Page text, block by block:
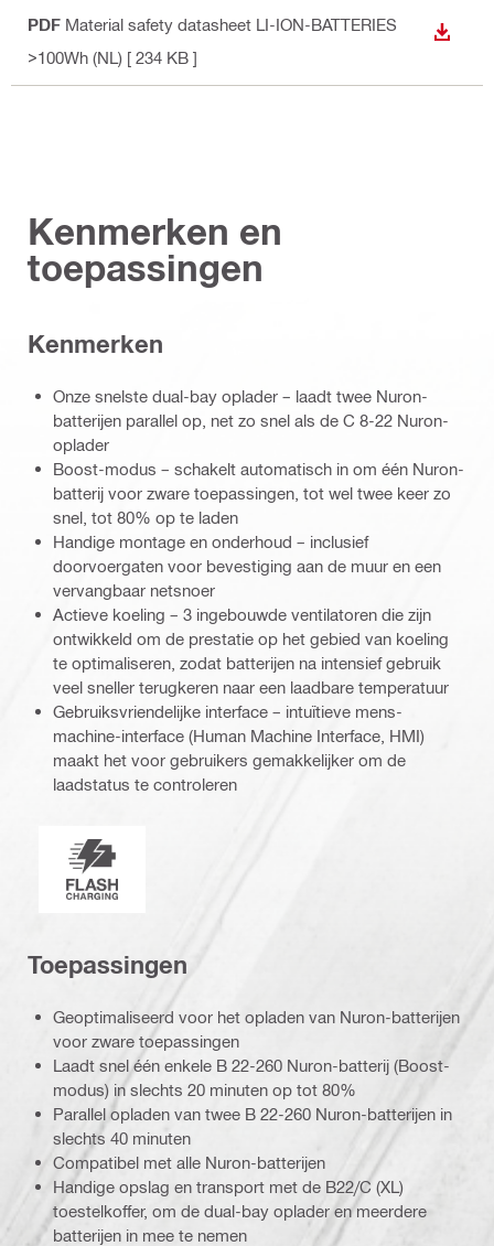
PDF Material safety datasheet LI-ION-BATTERIES
>100Wh (NL) [ 234 KB ]
Kenmerken en
toepassingen
Kenmerken
Onze snelste dual-bay oplader – laadt twee Nuron-
batterijen parallel op, net zo snel als de C 8-22 Nuron-
oplader
Boost-modus – schakelt automatisch in om één Nuron-
batterij voor zware toepassingen, tot wel twee keer zo
snel, tot 80% op te laden
Handige montage en onderhoud – inclusief
doorvoergaten voor bevestiging aan de muur en een
vervangbaar netsnoer
Actieve koeling – 3 ingebouwde ventilatoren die zijn
ontwikkeld om de prestatie op het gebied van koeling
te optimaliseren, zodat batterijen na intensief gebruik
veel sneller terugkeren naar een laadbare temperatuur
Gebruiksvriendelijke interface – intuïtieve mens-
machine-interface (Human Machine Interface, HMI)
maakt het voor gebruikers gemakkelijker om de
laadstatus te controleren
Nuron-snellading
Toepassingen
Geoptimaliseerd voor het opladen van Nuron-batterijen
voor zware toepassingen
Laadt snel één enkele B 22-260 Nuron-batterij (Boost-
modus) in slechts 20 minuten op tot 80%
Parallel opladen van twee B 22-260 Nuron-batterijen in
slechts 40 minuten
Compatibel met alle Nuron-batterijen
Handige opslag en transport met de B22/C (XL)
toestelkoffer, om de dual-bay oplader en meerdere
batterijen in mee te nemen